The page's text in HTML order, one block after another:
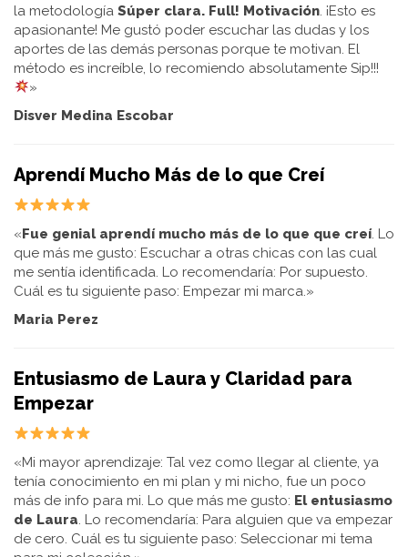
la metodología Súper clara. Full! Motivación . ¡Esto es
apasionante! Me gustó poder escuchar las dudas y los
aportes de las demás personas porque te motivan. El
método es increíble, lo recomiendo absolutamente Sip!!!
»
Disver Medina Escobar
Aprendí Mucho Más de lo que Creí
«Fue genial aprendí mucho más de lo que que creí. Lo
que más me gusto: Escuchar a otras chicas con las cual
me sentía identificada. Lo recomendaría: Por supuesto.
Cuál es tu siguiente paso: Empezar mi marca.»
Maria Perez
Entusiasmo de Laura y Claridad para
Empezar
«Mi mayor aprendizaje: Tal vez como llegar al cliente, ya
tenía conocimiento en mi plan y mi nicho, fue un poco
más de info para mi. Lo que más me gusto: El entusiasmo
de Laura . Lo recomendaría: Para alguien que va empezar
de cero. Cuál es tu siguiente paso: Seleccionar mi tema